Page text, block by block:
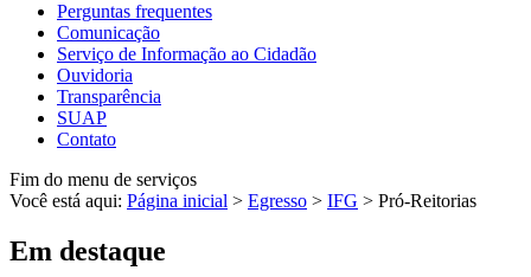
Perguntas frequentes
Comunicação
Serviço de Informação ao Cidadão
Ouvidoria
Transparência
SUAP
Contato
Fim do menu de serviços
Você está aqui: Página inicial > Egresso > IFG > Pró-Reitorias
Em destaque